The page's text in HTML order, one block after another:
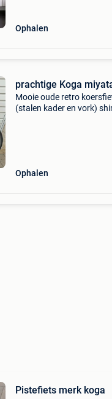
Ophalen
prachtige Koga
Mooie oude retro
(stalen kader en vork)
Ophalen
Pistefiets merk koga